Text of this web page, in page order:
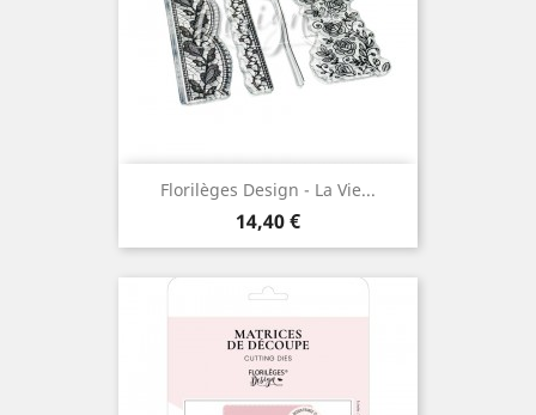
Florilèges Design - La Vie...
Prix
14,40 €